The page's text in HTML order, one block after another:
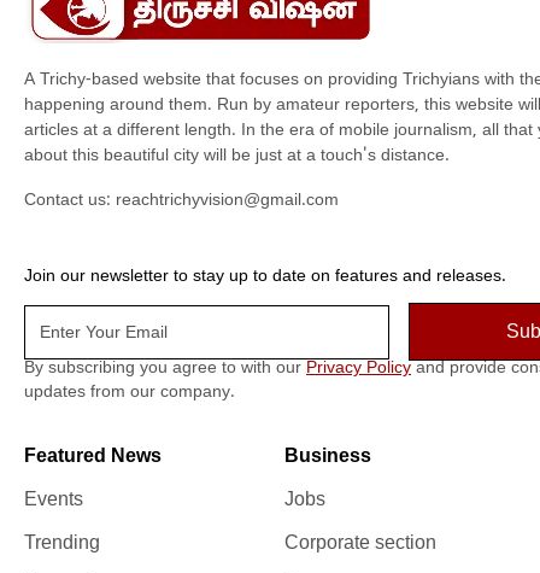
A Trichy-based website that focuses on providing Trichyians with
happening around them. Run by amateur reporters, this website
articles at a different length. In the era of mobile journalism, all that
about this beautiful city will be just at a touch's distance.
Contact us: reachtrichyvision@gmail.com
Join our newsletter to stay up to date on features and releases.
By subscribing you agree to with our Privacy Policy and provide
updates from our company.
Featured News
Events
Trending
Business
Jobs
Corporate section